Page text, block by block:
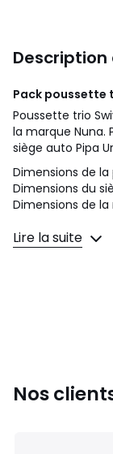
Pack poussette
Poussette trio
la marque Nuna.
siège auto Pipa
Dimensions de
Dimensions du
Dimensions de la
Couleurs Noir
Lire la suite
Nos